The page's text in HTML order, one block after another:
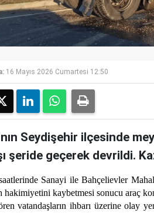
16 Mayıs 2026 Cumartesi 12:50
Seydişehir ilçesinde
şeride geçerek devrildi.
Sanayi ile Bahçelievler
hakimiyetini kaybetmesi sonucu araç
vatandaşların ihbarı üzerine olay